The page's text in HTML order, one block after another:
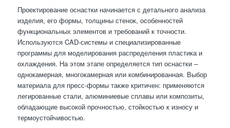
Проектирование оснастки начинается с детального анализа
изделия, его формы, толщины стенок, особенностей
функциональных элементов и требований к точности.
Используются CAD-системы и специализированные
программы для моделирования распределения пластика и
охлаждения. На этом этапе определяется тип оснастки –
однокамерная, многокамерная или комбинированная. Выбор
материала для пресс-формы также критичен: применяются
легированные стали, алюминиевые сплавы или композиты,
обладающие высокой прочностью, стойкостью к износу и
термоустойчивостью.